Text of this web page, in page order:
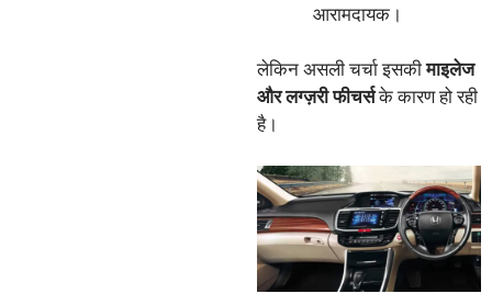
आरामदायक।
लेकिन असली चर्चा इसकीमाइलेज
औरलग्ज़रीफीचर्सके कारण हो रही
है।